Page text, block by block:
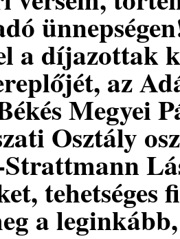
a
az
Megyei
Osztály
a